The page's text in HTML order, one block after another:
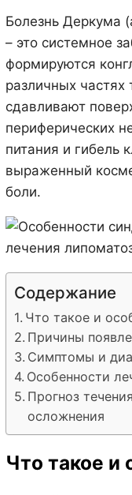
Болезнь Деркума
– это системное
формируются
различных частях
сдавливают
периферических
питания и гибель
выраженный
боли.
Содержание
Что такое и
Причины
Симптомы и
Особенности
Прогноз
осложнения
Что такое и